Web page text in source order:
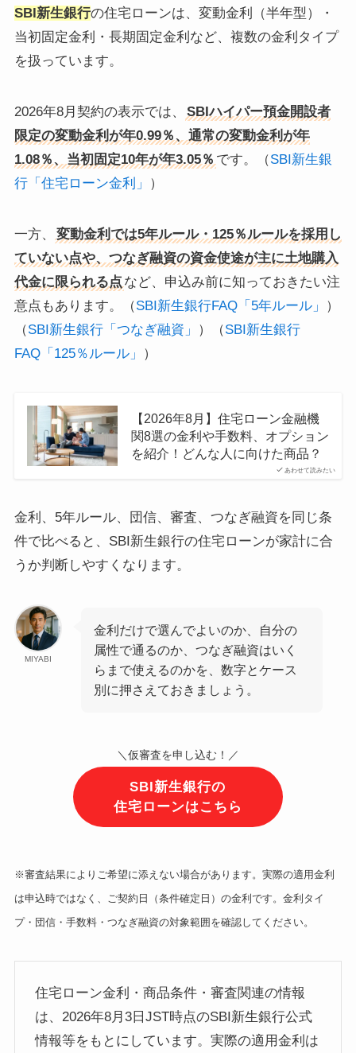
SBI新生銀行の住宅ローンは、変動金利（半年型）・
当初固定金利・長期固定金利など、複数の金利タイプ
を扱っています。
2026年8月契約の表示では、
SBIハイパー預金開設者
限定の変動金利が年0.99％、通常の変動金利が年
1.08％、当初固定10年が年3.05％ です。（SBI新生銀
行「住宅ローン金利」
）
一方、
変動金利では5年ルール・125％ルールを採用し
ていない点や、つなぎ融資の資金使途が主に土地購入
代金に限られる点 など、申込み前に知っておきたい注
意点もあります。（SBI新生銀行FAQ「5年ルール」
）
（SBI新生銀行「つなぎ融資」 ）（SBI新生銀行
FAQ「125％ルール」
）
あわせて読みたい
【2026年8月】住宅ローン金融機
関8選の金利や手数料、オプション
を紹介！どんな人に向けた商品？
金利、5年ルール、団信、審査、つなぎ融資を同じ条
件で比べると、SBI新生銀行の住宅ローンが家計に合
うか判断しやすくなります。
MIYABI
金利だけで選んでよいのか、自分の
属性で通るのか、つなぎ融資はいく
らまで使えるのかを、数字とケース
別に押さえておきましょう。
＼仮審査を申し込む！／
SBI新生銀行の
住宅ローンはこちら
※審査結果によりご希望に添えない場合があります。実際の適用金利
は申込時ではなく、ご契約日（条件確定日）の金利です。金利タイ
プ・団信・手数料・つなぎ融資の対象範囲を確認してください。
住宅ローン金利・商品条件・審査関連の情報
は、2026年8月3日JST時点のSBI新生銀行公式
情報等をもとにしています。実際の適用金利は